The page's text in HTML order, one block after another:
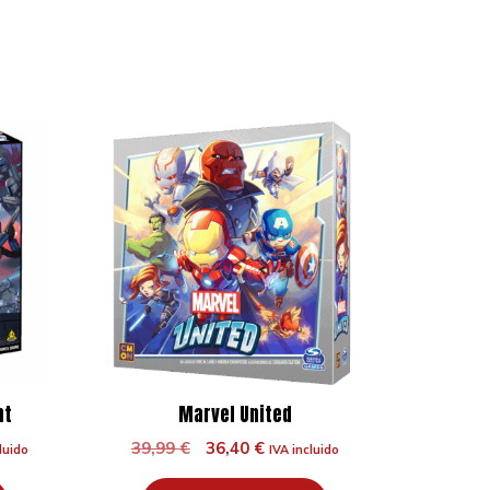
Marvel United
39,99€
El
36,40 €ElIVA incluido